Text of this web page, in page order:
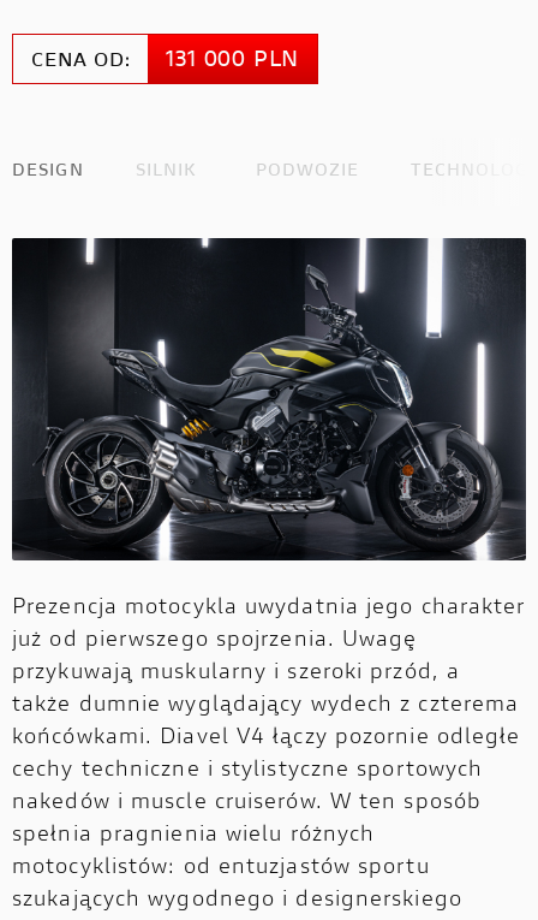
CENA OD: 131 000 PLN
DESIGN SILNIK PODWOZIE
Prezencja motocykla uwydatnia jego charakter
już od pierwszego spojrzenia. Uwagę
przykuwają muskularny i szeroki przód, a
także dumnie wyglądający wydech z czterema
końcówkami. Diavel V4 łączy pozornie odległe
cechy techniczne i stylistyczne sportowych
nakedów i muscle cruiserów. W ten sposób
spełnia pragnienia wielu różnych
motocyklistów: od entuzjastów sportu
szukających wygodnego i designerskiego